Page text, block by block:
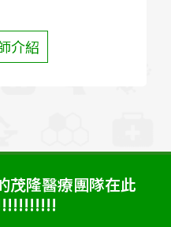
介紹
茂隆醫療團隊在此